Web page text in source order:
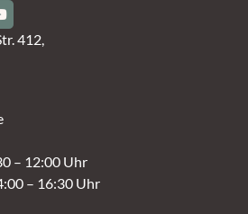
412,
– 12:00 Uhr
– 16:30 Uhr